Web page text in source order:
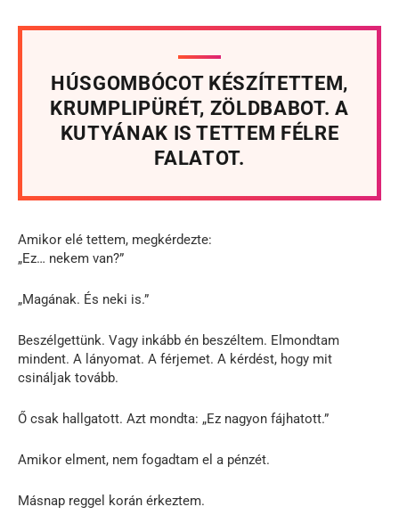
HÚSGOMBÓCOT KÉSZÍTETTEM,
KRUMPLIPÜRÉT, ZÖLDBABOT. A
KUTYÁNAK IS TETTEM FÉLRE
FALATOT.
Amikor elé tettem, megkérdezte:
„Ez… nekem van?”
„Magának. És neki is.”
Beszélgettünk. Vagy inkább én beszéltem. Elmondtam
mindent. A lányomat. A férjemet. A kérdést, hogy mit
csináljak tovább.
Ő csak hallgatott. Azt mondta: „Ez nagyon fájhatott.”
Amikor elment, nem fogadtam el a pénzét.
Másnap reggel korán érkeztem.